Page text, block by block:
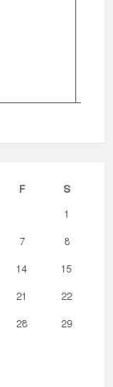
F S
1
7 8
14 15
21 22
28 29